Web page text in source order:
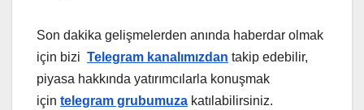
Son dakika gelişmelerden anında haberdar olmak
için bizi Telegram kanalımızdan takip edebilir,
piyasa hakkında yatırımcılarla konuşmak
için telegram grubumuza katılabilirsiniz.